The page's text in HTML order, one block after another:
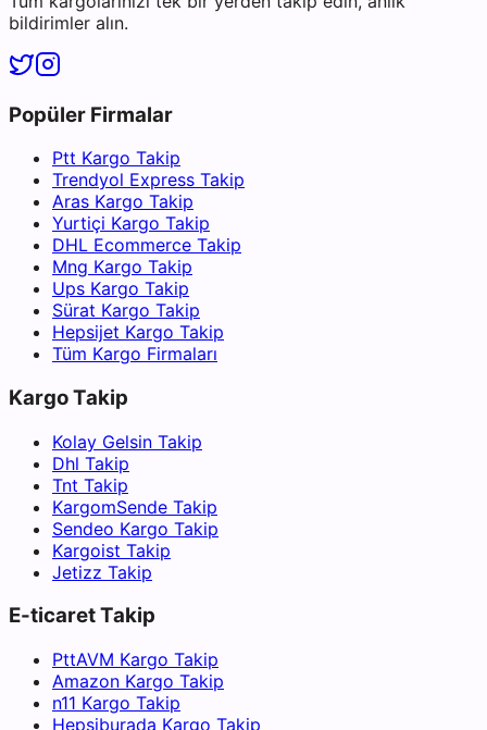
bildirimler alın.
Popüler Firmalar
Ptt Kargo Takip
Trendyol Express Takip
Aras Kargo Takip
Yurtiçi Kargo Takip
DHL Ecommerce Takip
Mng Kargo Takip
Ups Kargo Takip
Sürat Kargo Takip
Hepsijet Kargo Takip
Tüm Kargo Firmaları
Kargo Takip
Kolay Gelsin Takip
Dhl Takip
Tnt Takip
KargomSende Takip
Sendeo Kargo Takip
Kargoist Takip
Jetizz Takip
E-ticaret Takip
PttAVM Kargo Takip
Amazon Kargo Takip
n11 Kargo Takip
Hepsiburada Kargo Takip